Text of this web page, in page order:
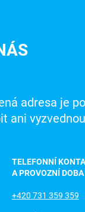
adresa je
ani
TELEFONNÍ
A PROVOZNÍ DOBA
+420 731 359 359